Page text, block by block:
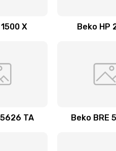
воды
(центральное
X Beko HP
TA Beko BRE